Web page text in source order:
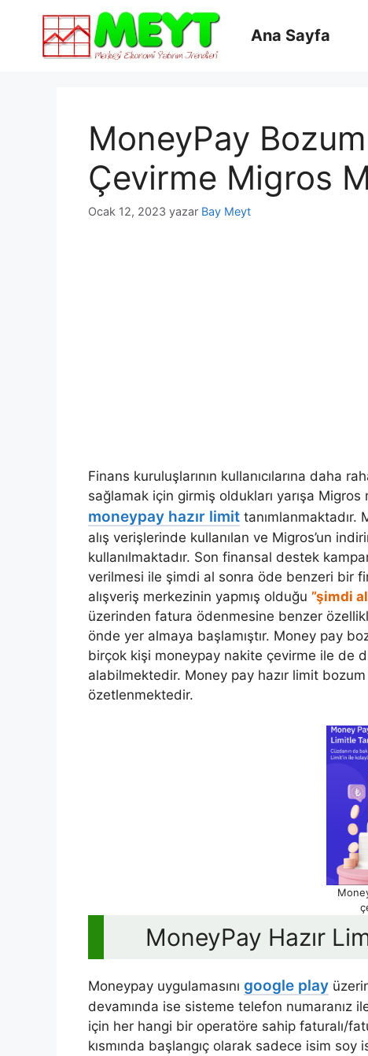
Ana Sayfa
MoneyPay
Çevirme Migros
Ocak 12, 2023 yazar Bay Meyt
Finans kuruluşlarının kullanıcılarına daha
sağlamak için girmiş oldukları yarışa
moneypay hazır limit tanımlanmaktadır.
alış verişlerinde kullanılan ve Migros’un
kullanılmaktadır. Son finansal destek
verilmesi ile şimdi al sonra öde benzeri bir
alışveriş merkezinin yapmış olduğu ”şimdi
üzerinden fatura ödenmesine benzer
önde yer almaya başlamıştır. Money pay
birçok kişi moneypay nakite çevirme ile de
alabilmektedir. Money pay hazır limit
özetlenmektedir.
MoneyPay Hazır
Moneypay uygulamasını google play
devamında ise sisteme telefon numaranız
için her hangi bir operatöre sahip faturalı/
kısmında başlangıç olarak sadece isim